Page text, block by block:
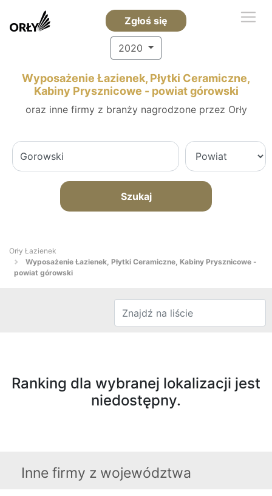
Zgłoś się
2020
Wyposażenie Łazienek, Płytki Ceramiczne,
Kabiny Prysznicowe - powiat górowski
oraz inne firmy z branży nagrodzone przez Orły
Szukaj
Orły Łazienek
Wyposażenie Łazienek, Płytki Ceramiczne, Kabiny Prysznicowe -
powiat górowski
Ranking dla wybranej lokalizacji jest
niedostępny.
Inne firmy z województwa